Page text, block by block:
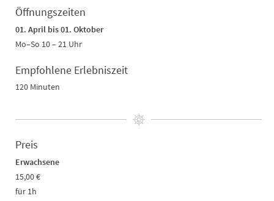
Öffnungszeiten
01. April bis 01. Oktober
Mo–So 10 – 21 Uhr
Empfohlene Erlebniszeit
120 Minuten
Preis
Erwachsene
15,00 €
für 1h